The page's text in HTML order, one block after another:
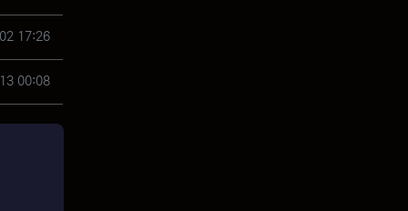
17:26
00:08